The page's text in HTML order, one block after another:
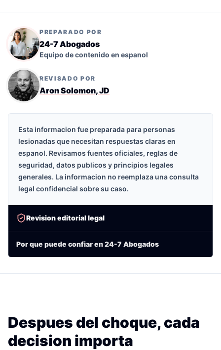
PREPARADO POR
24-7 Abogados
Equipo de contenido en espanol
REVISADO POR
Aron Solomon, JD
Esta informacion fue preparada para personas
lesionadas que necesitan respuestas claras en
espanol. Revisamos fuentes oficiales, reglas de
seguridad, datos publicos y principios legales
generales. La informacion no reemplaza una consulta
legal confidencial sobre su caso.
Revision editorial legal
Por que puede confiar en 24-7 Abogados
Despues del choque, cada
decision importa